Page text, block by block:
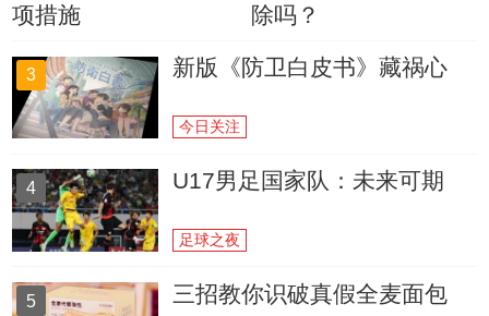
项措施
除吗？
3 新版《防卫白皮书》藏祸心
今日关注
4 U17男足国家队：未来可期
足球之夜
5 三招教你识破真假全麦面包